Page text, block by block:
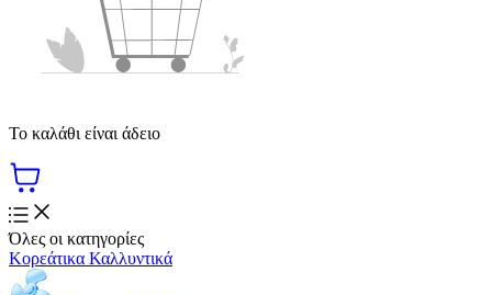
Το καλάθι είναι άδειο
Όλες οι κατηγορίες
Κορεάτικα Καλλυντικά